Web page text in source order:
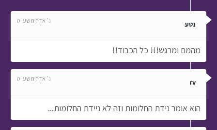
נטע ג' אדר תשע"ט
מהמם ומרגש!!! כל הכבוד!!
rv ג' אדר תשע"ט
הוא אומר נידת החלומות וזה לא ניידת החלומות...